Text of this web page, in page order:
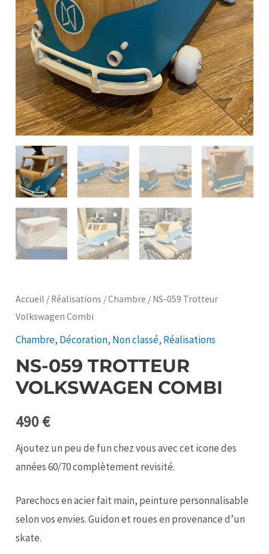
Accueil / Réalisations /Chambre / NS-059 Trotteur
Volkswagen Combi
Chambre, Décoration, Non classé, Réalisations
NS-059 TROTTEUR
VOLKSWAGEN COMBI
490€
Ajoutez un peu de fun chez vous avec cet icone des
années 60/70 complètement revisité.
Parechocs en acier fait main, peinture personnalisable
selon vos envies. Guidon et roues en provenance d’un
skate.